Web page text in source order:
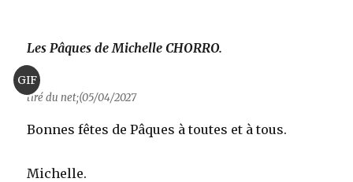
Les Pâques de Michelle CHORRO.
GIF
tiré du net;(05/04/2027
Bonnes fêtes de Pâques à toutes et à tous.
Michelle.